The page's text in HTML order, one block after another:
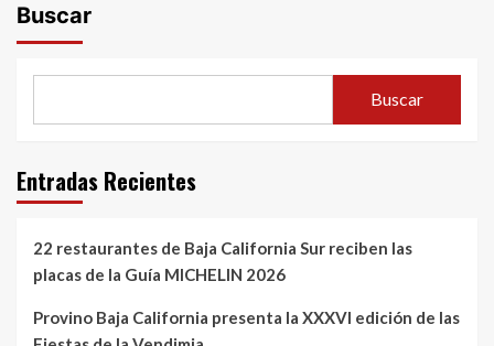
Buscar
Buscar
Entradas Recientes
22 restaurantes de Baja California Sur reciben las
placas de la Guía MICHELIN 2026
Provino Baja California presenta la XXXVI edición de las